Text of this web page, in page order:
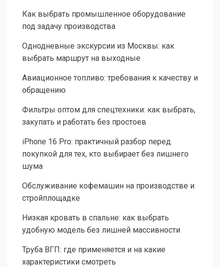
Как выбрать промышленное оборудование
под задачу производства
Однодневные экскурсии из Москвы: как
выбрать маршрут на выходные
Авиационное топливо: требования к качеству и
обращению
Фильтры оптом для спецтехники: как выбрать,
закупать и работать без простоев
iPhone 16 Pro: практичный разбор перед
покупкой для тех, кто выбирает без лишнего
шума
Обслуживание кофемашин на производстве и
стройплощадке
Низкая кровать в спальне: как выбрать
удобную модель без лишней массивности
Труба ВГП: где применяется и на какие
характеристики смотреть